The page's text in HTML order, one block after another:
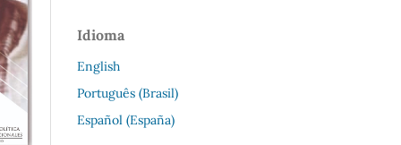
Idioma
English
Português (Brasil)
Español (España)